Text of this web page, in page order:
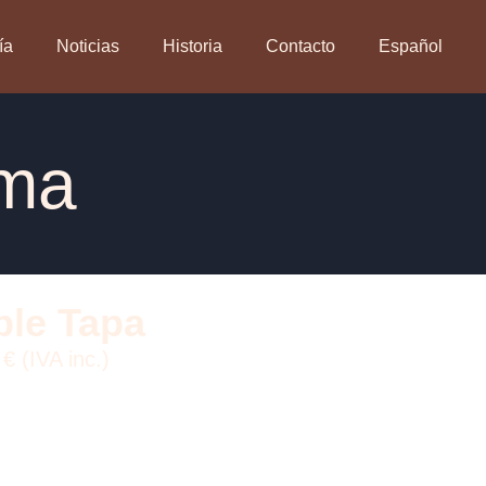
Noticias Historia Contacto Español
Tapa
(IVA inc.)